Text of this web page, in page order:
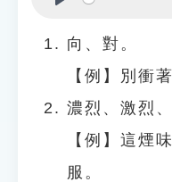
向、對。
【例】別衝
濃烈、激烈、
【例】這煙
服。